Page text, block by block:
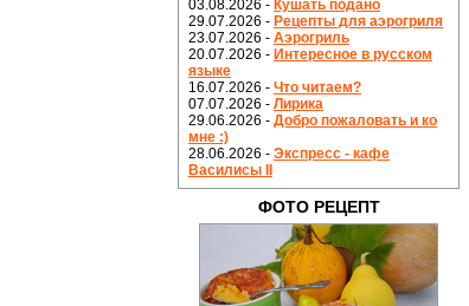
03.08.2026 - Кушать подано
29.07.2026 - Рецепты для аэрогриля
23.07.2026 - Аэрогриль
20.07.2026 - Интересное в русском
языке
16.07.2026 - Что читаем?
07.07.2026 - Лирика
29.06.2026 - Добро пожаловать и ко
мне :)
28.06.2026 - Экспресс - кафе
Василисы II
ФОТО РЕЦЕПТ